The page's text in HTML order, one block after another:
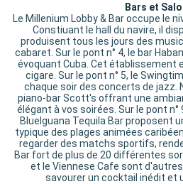
Bars et
Le Millenium Lobby & Bar occupe le
Constiuant le hall du navire, il
produisent tous les jours des
cabaret. Sur le pont n° 4, le bar
évoquant Cuba. Cet établissement
cigare. Sur le pont n° 5, le
chaque soir des concerts de jazz.
piano-bar Scott's offrant une
élégant à vos soirées. Sur le pont n°
BlueIguana Tequila Bar proposent
typique des plages animées
regarder des matchs sportifs,
Bar fort de plus de 20 différentes
et le Viennese Cafe sont
savourer un cocktail inédit et